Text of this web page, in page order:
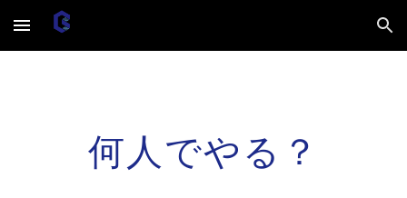
Skip to main content Skip to navigation
何人でやる？